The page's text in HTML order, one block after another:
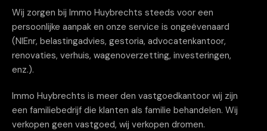
Wij zorgen bij Immo Huybrechts steeds voor een
persoonlijke aanpak en onze service is ongeëvenaard
(NIEnr, belastingadvies, gestoria, advocatenkantoor,
renovaties, verhuis, wagenoverzetting, investeringen,
enz.).
Immo Huybrechts is meer den vastgoedkantoor wij zijn
een familiebedrijf die klanten als familie behandelen. Wij
verkopen geen vastgoed, wij verkopen dromen.